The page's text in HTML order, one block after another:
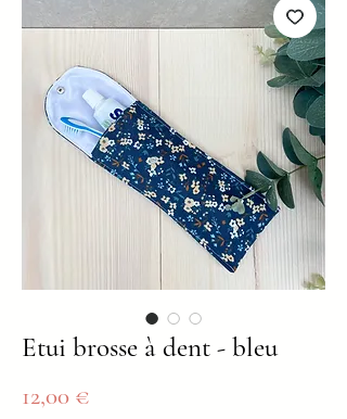
Etui brosse à dent - bleu
12,00 €